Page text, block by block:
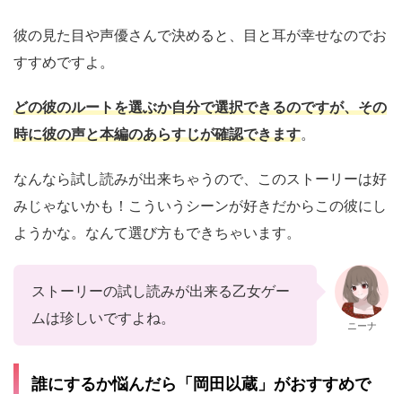
彼の見た目や声優さんで決めると、目と耳が幸せなのでお
すすめですよ。
どの彼のルートを選ぶか自分で選択できるのですが、その
時に彼の声と本編のあらすじが確認できます。
なんなら試し読みが出来ちゃうので、このストーリーは好
みじゃないかも！こういうシーンが好きだからこの彼にし
ようかな。なんて選び方もできちゃいます。
ストーリーの試し読みが出来る乙女ゲー
ムは珍しいですよね。
ニーナ
誰にするか悩んだら「岡田以蔵」がおすすめで